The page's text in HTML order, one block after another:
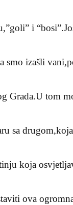
i
smo izašli
Grada.U tom
sa
koja
ova